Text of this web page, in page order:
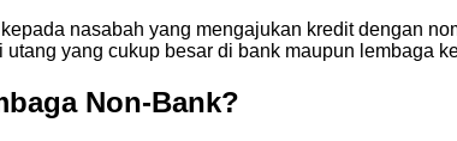
nasabah yang mengajukan kredit dengan
yang cukup besar di bank maupun lembaga
Non-Bank?